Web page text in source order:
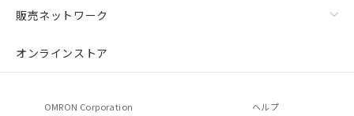
販売ネットワーク
オンラインストア
OMRON Corporation ヘルプ